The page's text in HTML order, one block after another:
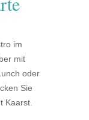
im
mit
oder
Sie
Kaarst.